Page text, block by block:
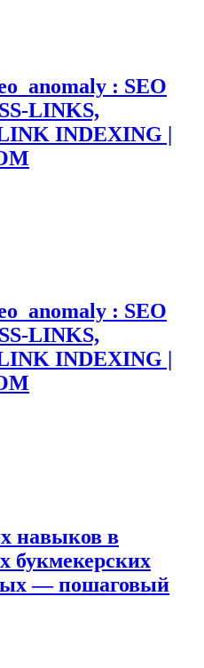
: SEO
LINKS,
INDEXING |
: SEO
LINKS,
INDEXING |
навыков в
букмекерских
— пошаговый